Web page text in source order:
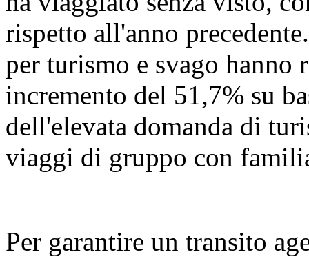
rispetto all'anno
per turismo e svago hanno
incremento del 51,7% su
dell'elevata domanda di
viaggi di gruppo con
Per garantire un transito